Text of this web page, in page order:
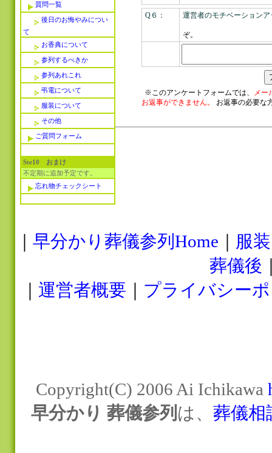
質問一覧
後日のお悔やみについ
て
お香典について
参列するべきか
参列あれこれ
弔電について
服装について
その他
ご質問フォーム
Ste10 おまけ
不定期に追加予定です。
忘れ物チェックシート
Q６：
運営者のモチベーション
ぞ。
※このアンケートフォームでは、
メー
お返事ができません。
お返事の必要な
｜ 早分かり葬儀参列Home ｜ 服装
葬儀後
｜ 運営者概要 ｜ プライバシー
Copyright(C) 2006 Ai Ichikawa
早分かり 葬儀参列 は、 葬儀相